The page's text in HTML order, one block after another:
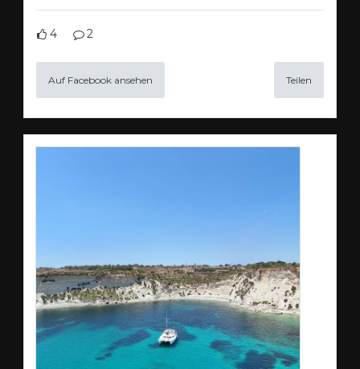
4 2
Auf Facebook ansehen Teilen